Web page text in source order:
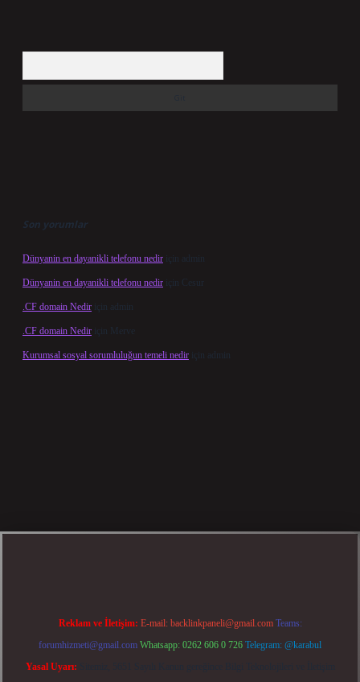
Son yorumlar
Dünyanin en dayanikli telefonu nedir için admin
Dünyanin en dayanikli telefonu nedir için Cesur
.CF domain Nedir için admin
.CF domain Nedir için Merve
Kurumsal sosyal sorumluluğun temeli nedir için admin
Reklam ve İletişim: E-mail: backlinkpaneli@gmail.com Teams:
forumhizmeti@gmail.com Whatsapp: 0262 606 0 726 Telegram: @karabul
Yasal Uyarı: